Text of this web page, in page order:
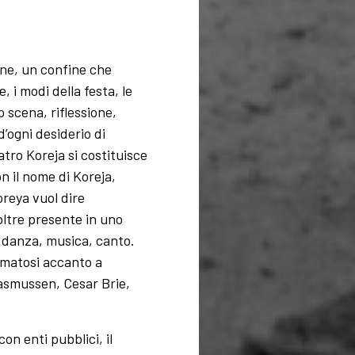
un confine che
i modi della festa, le
scena, riflessione,
desiderio di
Koreja si costituisce
il nome di Koreja,
vuol dire
presente in uno
musica, canto.
accanto a
Cesar Brie,
enti pubblici, il